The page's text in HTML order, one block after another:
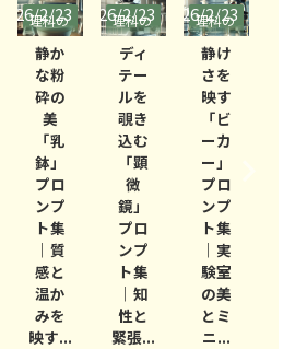
理科の
実験道
具
2/23
静か
な粉
砕の
美
「乳
鉢」
プロ
ンプ
ト集
｜質
感と
温か
みを
映す...
理科の
実験道
具
2026/2/23
ディ
テー
ルを
覗き
込む
「顕
微
鏡」
プロ
ンプ
ト集
｜知
性と
緊張...
理科の
実験道
具
2026/2/23
静け
さを
映す
「ビ
ーカ
ー」
プロ
ンプ
ト集
｜実
験室
の美
とミ
ニ...
2026/